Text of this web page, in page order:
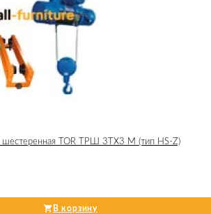
шестеренная TOR ТРШ 3ТХ3 М (тип HS-Z)
В корзину